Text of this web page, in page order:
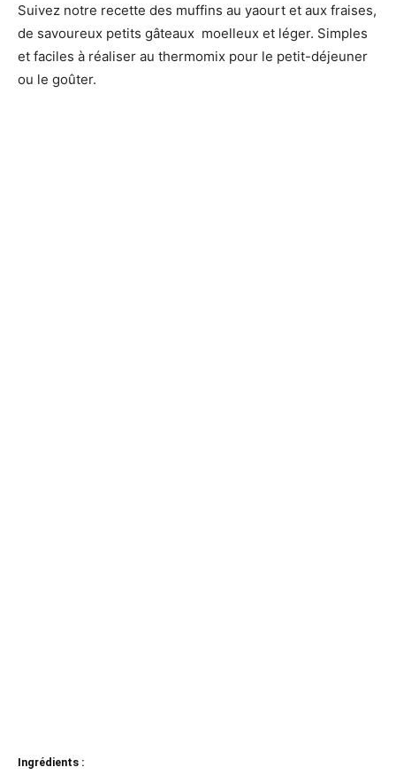
Suivez notre recette des muffins au yaourt et aux fraises,
de savoureux petits gâteaux moelleux et léger. Simples
et faciles à réaliser au thermomix pour le petit-déjeuner
ou le goûter.
Ingrédients :